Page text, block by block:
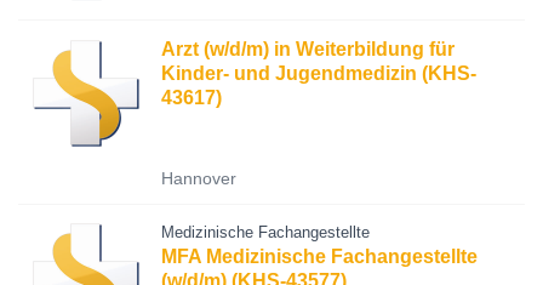
Arzt (w/d/m) in Weiterbildung für
Kinder‐ und Jugendmedizin (KHS-
43617)
Hannover
Medizinische Fachangestellte
MFA Medizinische Fachangestellte